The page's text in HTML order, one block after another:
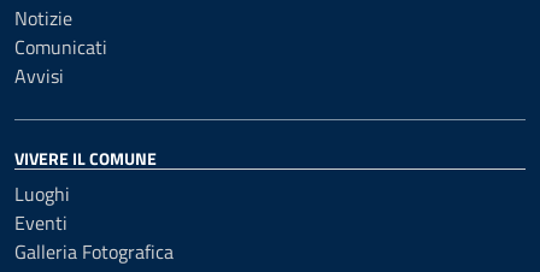
Notizie
Comunicati
Avvisi
VIVERE IL COMUNE
Luoghi
Eventi
Galleria Fotografica